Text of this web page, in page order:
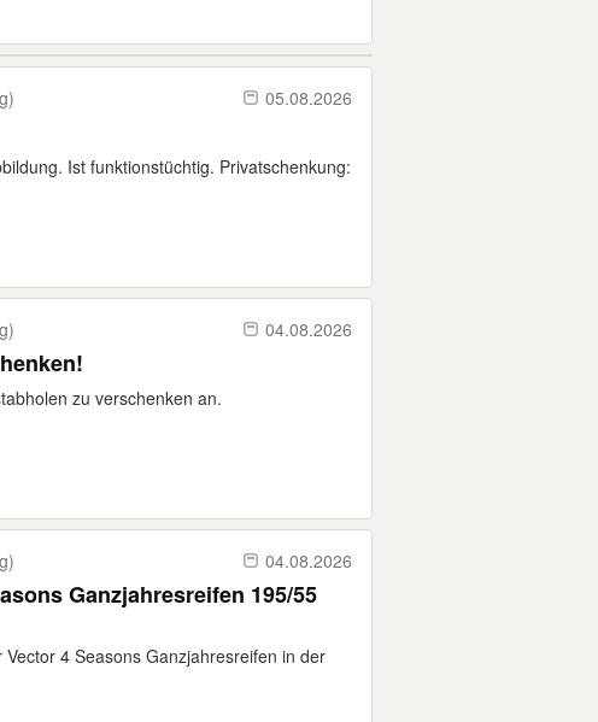
05.08.2026
Ist funktionstüchtig. Privatschenkung:
04.08.2026
zu verschenken an.
04.08.2026
Ganzjahresreifen 195/55
4 Seasons Ganzjahresreifen in der